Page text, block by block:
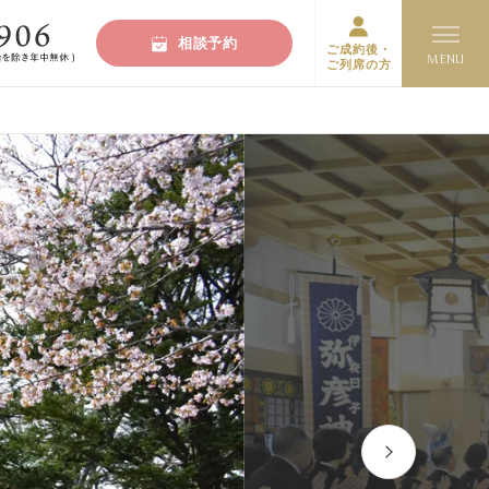
相談予約
ご成約後・
ご列席の方